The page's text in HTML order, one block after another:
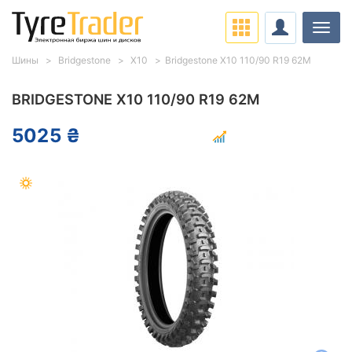
BRIDGESTONE X10 110/90 R19 62M
5025 ₴
Шины Bridgestone X10 Bridgestone X10 110/90 R19 62M